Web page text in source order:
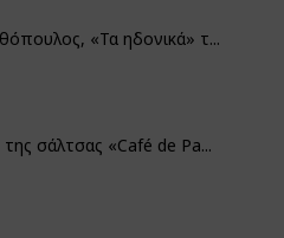
«Τα ηδονικά» τ...
σάλτσας «Café de Pa...